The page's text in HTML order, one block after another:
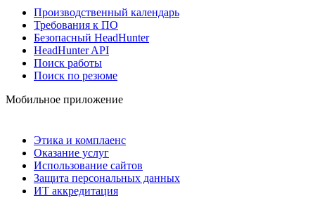
Производственный календарь
Требования к ПО
Безопасный HeadHunter
HeadHunter API
Поиск работы
Поиск по резюме
Мобильное приложение
Этика и комплаенс
Оказание услуг
Использование сайтов
Защита персональных данных
ИТ аккредитация